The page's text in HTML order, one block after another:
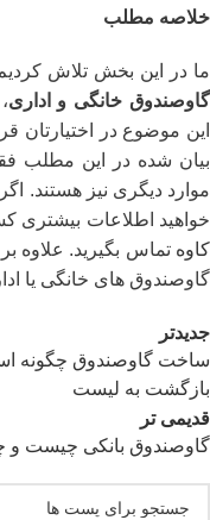
خلاصه مطلب
ما در این بخش تلاش
گاوصندوق خانگی و اداری
این موضوع در اختیارتان
بیان شده در این مطلب
موارد دیگری نیز هستند.
خواهید اطلاعات بیشتری
کاوه تماس بگیرید. علاوه
گاوصندوق های خانگی یا
جدیدتر
ساخت گاوصندوق چگونه
بازگشت به لیست
قدیمی تر
گاوصندوق بانکی چیست و